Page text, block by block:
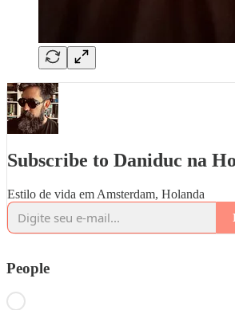
Subscribe to Daniduc na
Estilo de vida em Amsterdam, Holanda
People